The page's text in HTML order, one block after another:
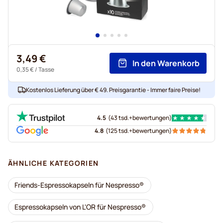
3,49 €
0,35 €/ Tasse
In den Warenkorb
Kostenlos Lieferung über € 49. Preisgarantie - Immer faire Preise!
4.5 (43 tsd.+bewertungen)
4.8 (125 tsd.+bewertungen)
ÄHNLICHE KATEGORIEN
Friends-Espressokapseln für Nespresso®
Espressokapseln von L'OR für Nespresso®